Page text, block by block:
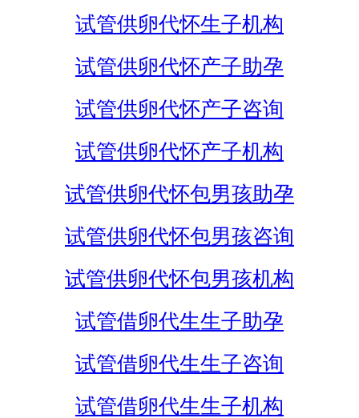
试管供卵代怀生子机构
试管供卵代怀产子助孕
试管供卵代怀产子咨询
试管供卵代怀产子机构
试管供卵代怀包男孩助孕
试管供卵代怀包男孩咨询
试管供卵代怀包男孩机构
试管借卵代生生子助孕
试管借卵代生生子咨询
试管借卵代生生子机构